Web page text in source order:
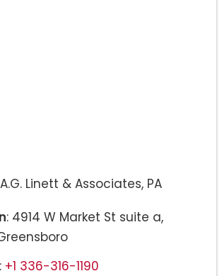
Linett & Associates, PA
: 4914 W Market St suite a,
: +1 336-316-1190